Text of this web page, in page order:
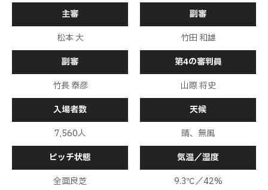
主審
松本 大
副審
竹田 和雄
副審
竹長 泰彦
第4の審判員
山際 将史
入場者数
7,560人
天候
晴、無風
ピッチ状態
全面良芝
気温／湿度
9.3℃／42%